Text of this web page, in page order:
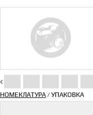
НОМЕКЛАТУРА/ УПАКОВКА